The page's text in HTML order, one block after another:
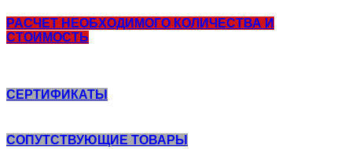
РАСЧЕТ НЕОБХОДИМОГО КОЛИЧЕСТВА И
СТОИМОСТЬ
СЕРТИФИКАТЫ
СОПУТСТВУЮЩИЕ ТОВАРЫ